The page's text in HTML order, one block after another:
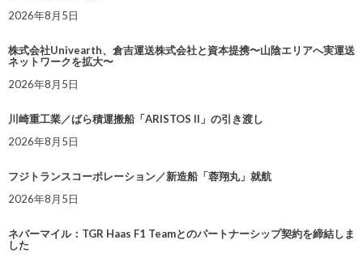
2026年8月5日
株式会社Univearth、倉吉運送株式会社と資本提携〜山陰エリアへ実運送
ネットワークを拡大〜
2026年8月5日
川崎重工業／ばら積運搬船「ARISTOS II」の引き渡し
2026年8月5日
フジトランスコーポレーション／新造船「蓉翔丸」就航
2026年8月5日
ネバーマイル：TGR Haas F1 Teamとのパートナーシップ契約を締結しま
した